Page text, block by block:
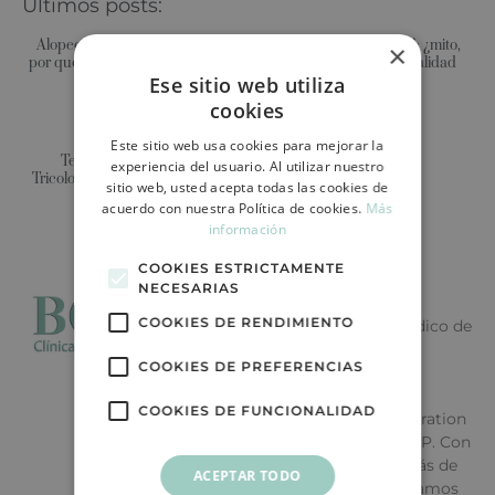
Últimos posts:
Alopecia en hombres jóvenes:
por qué cada vez más consultan
antes de los 30
Clonación capilar 2026: ¿mito,
promesa científica o realidad
clínica?
Terapias Genéticas en
Tricología: ¿El Futuro está en tu
ADN?
Equipo Médico BCI
Artículo revisado por el Equipo Médico de
especialistas en cirugía capilar y
(International Society of Hair Restoration
Surgery), AAHRS, ESHRS y SERECAP. Con
más de 25 años de experiencia y más de
10.000 pacientes tratados, garantizamos
×
Ese sitio web utiliza
cookies
Este sitio web usa cookies para mejorar la
experiencia del usuario. Al utilizar nuestro
sitio web, usted acepta todas las cookies de
acuerdo con nuestra Política de cookies. Más
información
COOKIES ESTRICTAMENTE
NECESARIAS
COOKIES DE RENDIMIENTO
COOKIES DE PREFERENCIAS
COOKIES DE FUNCIONALIDAD
ACEPTAR TODO